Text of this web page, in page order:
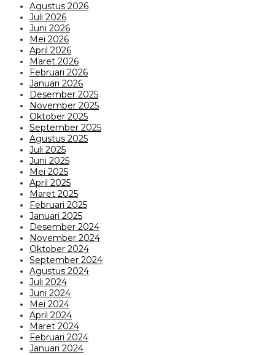
Agustus 2026
Juli 2026
Juni 2026
Mei 2026
April 2026
Maret 2026
Februari 2026
Januari 2026
Desember 2025
November 2025
Oktober 2025
September 2025
Agustus 2025
Juli 2025
Juni 2025
Mei 2025
April 2025
Maret 2025
Februari 2025
Januari 2025
Desember 2024
November 2024
Oktober 2024
September 2024
Agustus 2024
Juli 2024
Juni 2024
Mei 2024
April 2024
Maret 2024
Februari 2024
Januari 2024